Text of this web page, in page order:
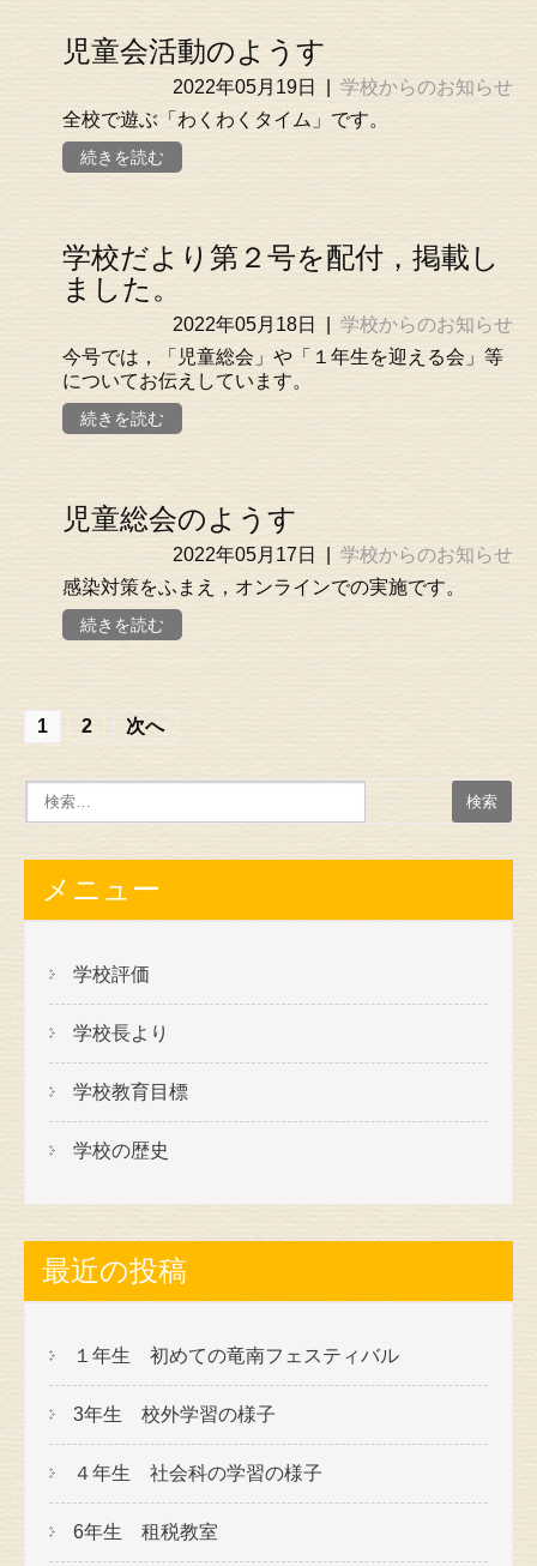
児童会活動のようす
2022年05月19日
学校からのお知らせ
全校で遊ぶ「わくわくタイム」です。
続きを読む
学校だより第２号を配付，掲載し
ました。
2022年05月18日
学校からのお知らせ
今号では，「児童総会」や「１年生を迎える会」等
についてお伝えしています。
続きを読む
児童総会のようす
2022年05月17日
学校からのお知らせ
感染対策をふまえ，オンラインでの実施です。
続きを読む
投
稿
の
ビ
ゲ
ー
シ
ョ
ン
1 2 次へ
メニュー
学校評価
学校長より
学校教育目標
学校の歴史
最近の投稿
１年生 初めての竜南フェスティバル
3年生 校外学習の様子
４年生 社会科の学習の様子
6年生 租税教室